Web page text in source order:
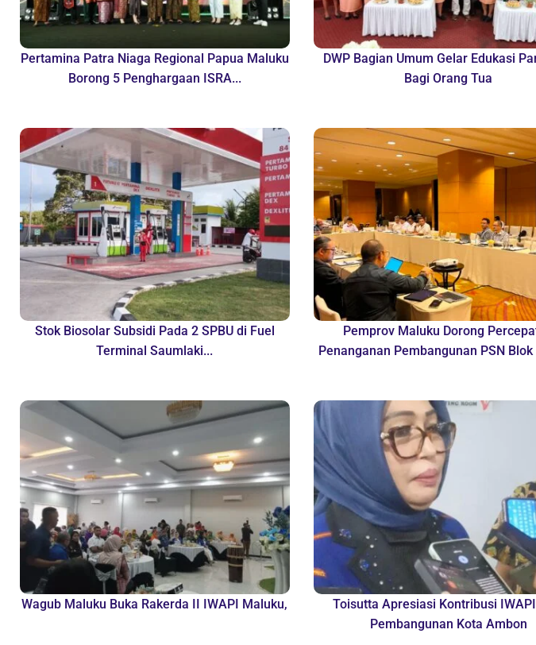
Pertamina Patra Niaga Regional Papua Maluku
Borong 5 Penghargaan ISRA...
DWP Bagian Umum Gelar Edukasi
Bagi Orang Tua
Stok Biosolar Subsidi Pada 2 SPBU di Fuel
Terminal Saumlaki...
Pemprov Maluku Dorong
Penanganan Pembangunan PSN
Wagub Maluku Buka Rakerda II IWAPI Maluku,
Toisutta Apresiasi Kontribusi
Pembangunan Kota Ambon